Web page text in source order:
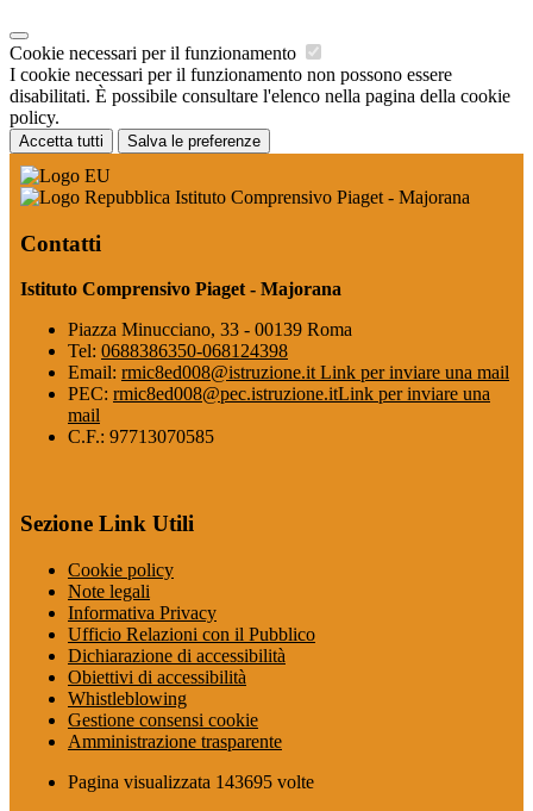
Cookie necessari per il funzionamento
I cookie necessari per il funzionamento non possono essere
disabilitati. È possibile consultare l'elenco nella pagina della cookie
policy.
Accetta tutti Salva le preferenze
Istituto Comprensivo Piaget - Majorana
Contatti
Istituto Comprensivo Piaget - Majorana
Piazza Minucciano, 33 - 00139 Roma
Tel: 0688386350-068124398
Email: rmic8ed008@istruzione.it Link per inviare una mail
PEC: rmic8ed008@pec.istruzione.itLink per inviare una
mail
C.F.: 97713070585
Sezione Link Utili
Cookie policy
Note legali
Informativa Privacy
Ufficio Relazioni con il Pubblico
Dichiarazione di accessibilità
Obiettivi di accessibilità
Whistleblowing
Gestione consensi cookie
Amministrazione trasparente
Pagina visualizzata 143695 volte